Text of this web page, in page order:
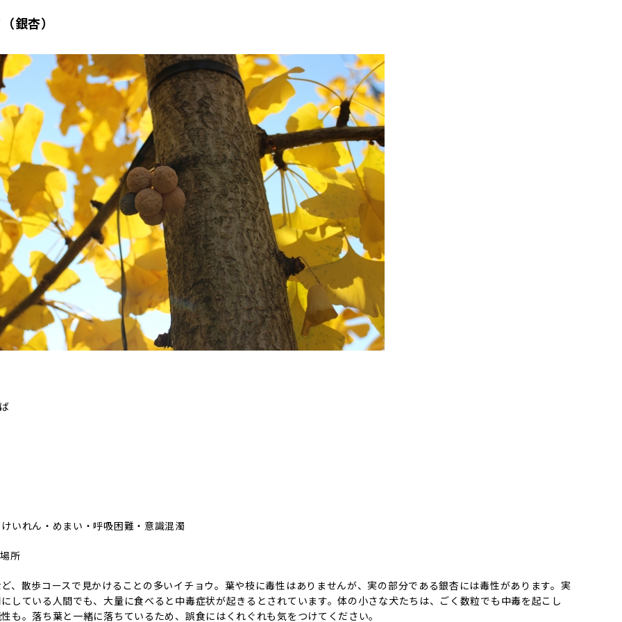
銀杏）
いれん・めまい・呼吸困難・意識混濁
所
、散歩コースで見かけることの多いイチョウ。葉や枝に毒性はありませんが、実の部分である銀杏には毒性があります。実
している人間でも、大量に食べると中毒症状が起きるとされています。体の小さな犬たちは、ごく数粒でも中毒を起こし
も。落ち葉と一緒に落ちているため、誤食にはくれぐれも気をつけてください。